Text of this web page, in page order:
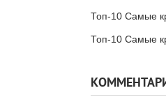
Топ-10 Самые
Топ-10 Самые